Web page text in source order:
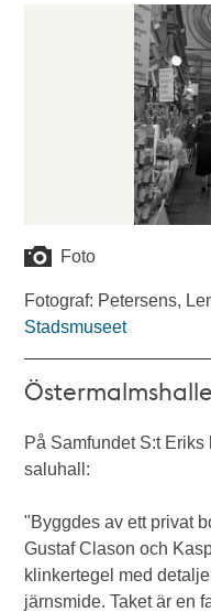
Foto
Fotograf: Petersens,
Stadsmuseet
På Samfundet S:t
saluhall:
"Byggdes av ett privat
Gustaf Clason och
klinkertegel med
järnsmide. Taket är en